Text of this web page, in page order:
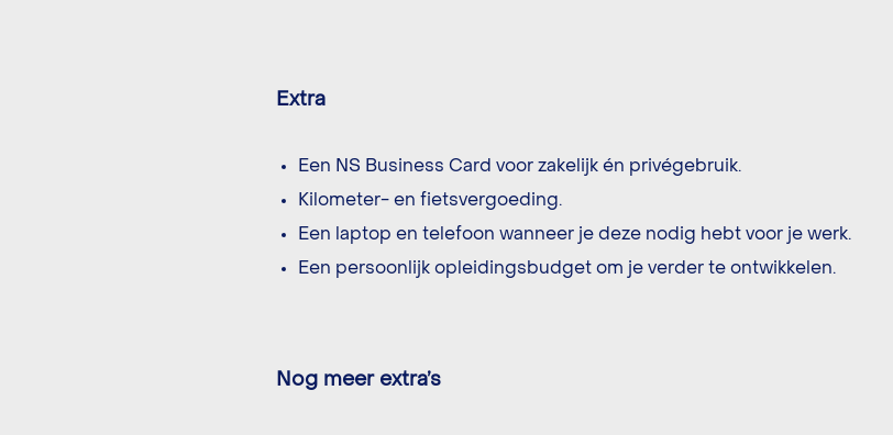
Extra
Een NS Business Card voor zakelijk én privégebruik.
Kilometer- en fietsvergoeding.
Een laptop en telefoon wanneer je deze nodig hebt voor je werk.
Een persoonlijk opleidingsbudget om je verder te ontwikkelen.
Nog meer extra’s